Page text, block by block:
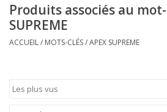
Hockey
Patins
Produits associés au mot-
SUPREME
ACCUEIL/ MOTS-CLÉS/APEX SUPREME